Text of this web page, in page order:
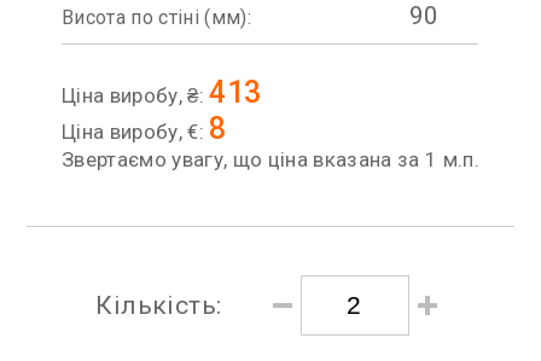
Висота по стіні (мм): 90
Ціна виробу, ₴:413
Ціна виробу, €: 8
Звертаємо увагу, що ціна вказана за 1 м.п.
Кількість: